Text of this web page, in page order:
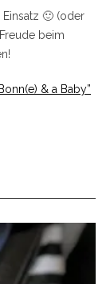
🙂 (oder
beim
& a Baby”